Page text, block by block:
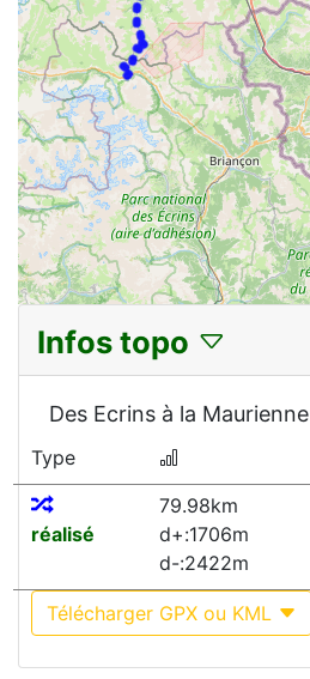
Infos topo
Des Ecrins à la Maurienne
Type
réalisé
79.98km
d+:1706m
d-:2422m
Télécharger GPX ou KML